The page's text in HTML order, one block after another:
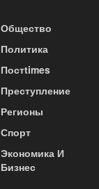
Общество
Политика
Постtimes
Преступление
Регионы
Спорт
Экономика И
Бизнес